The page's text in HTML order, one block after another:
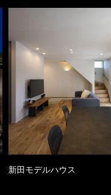
新田モデルハウス